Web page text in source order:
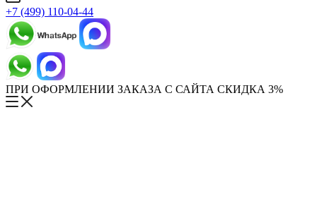
+7 (499) 110-04-44
ПРИ ОФОРМЛЕНИИ ЗАКАЗА С САЙТА СКИДКА 3%